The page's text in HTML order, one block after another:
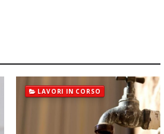
LAVORI IN CORSO